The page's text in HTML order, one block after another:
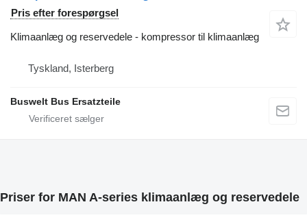
Pris efter forespørgsel
Klimaanlæg og reservedele - kompressor til klimaanlæg
Tyskland, Isterberg
Buswelt Bus Ersatzteile
Priser for MAN A-series klimaanlæg og reservedele